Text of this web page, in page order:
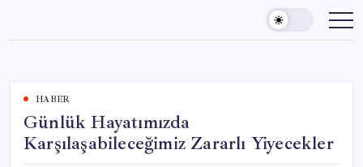
content
HABER
Günlük Hayatımızda
Karşılaşabileceğimiz Zararlı Yiyecekler